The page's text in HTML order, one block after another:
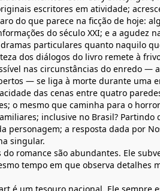
escritores em atividade;
do que parece na ficção de hoje:
do século XXI; e a agudez
particulares quanto naquilo
dos diálogos do livro remete à
nas circunstâncias do enredo —
— se liga à morte durante uma
das cenas entre quatro
o mesmo que caminha para o
inclusive no Brasil?
personagem; a resposta dada por
singular.
do romance são abundantes. Ele
tempo em que observa detalhes